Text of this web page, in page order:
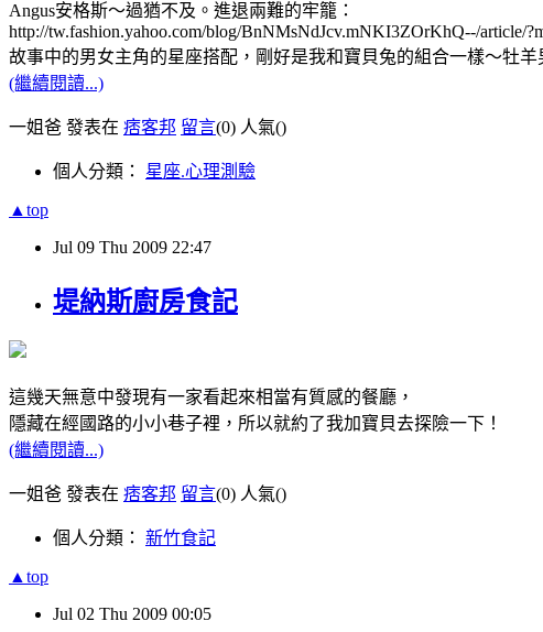
Angus安格斯～過猶不及。進退兩難的牢籠：
http://tw.fashion.yahoo.com/blog/BnNMsNdJcv.mNKI3ZOrKhQ--/article/
故事中的男女主角的星座搭配，剛好是我和寶貝兔的組合一樣～牡羊
(繼續閱讀...)
一姐爸 發表在 痞客邦 留言(0) 人氣()
個人分類： 星座.心理測驗
▲top
Jul 09 Thu 2009 22:47
堤納斯廚房食記
這幾天無意中發現有一家看起來相當有質感的餐廳，
隱藏在經國路的小小巷子裡，所以就約了我加寶貝去探險一下！
(繼續閱讀...)
一姐爸 發表在 痞客邦 留言(0) 人氣()
個人分類： 新竹食記
▲top
Jul 02 Thu 2009 00:05